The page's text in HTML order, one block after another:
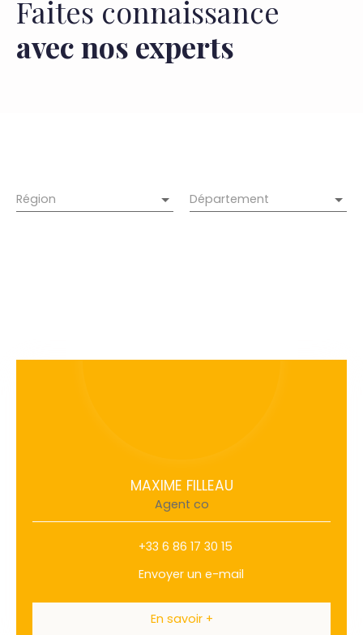
Faites connaissance
avec nos experts
Région Département
MAXIME FILLEAU
Agent co
+33 6 86 17 30 15
Envoyer un e-mail
En savoir +